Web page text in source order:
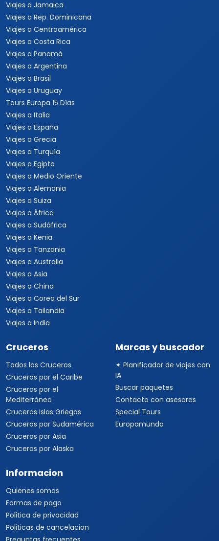
Viajes a Jamaica
Viajes a Rep. Dominicana
Viajes a Centroamérica
Viajes a Costa Rica
Viajes a Panamá
Viajes a Argentina
Viajes a Brasil
Viajes a Uruguay
Tours Europa 15 Días
Viajes a Italia
Viajes a España
Viajes a Grecia
Viajes a Turquía
Viajes a Egipto
Viajes a Medio Oriente
Viajes a Alemania
Viajes a Suiza
Viajes a África
Viajes a Sudáfrica
Viajes a Kenia
Viajes a Tanzania
Viajes a Australia
Viajes a Asia
Viajes a China
Viajes a Corea del Sur
Viajes a Tailandia
Viajes a India
Cruceros
Todos los Cruceros
Cruceros por el Caribe
Cruceros por el
Mediterráneo
Cruceros Islas Griegas
Cruceros por Sudamérica
Cruceros por Asia
Cruceros por Alaska
Marcas y buscador
✦ Planificador de viajes con
IA
Buscar paquetes
Contacto con asesores
Special Tours
Europamundo
Informacion
Quienes somos
Formas de pago
Politica de privacidad
Politicas de cancelacion